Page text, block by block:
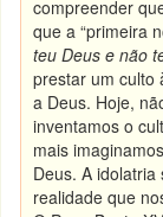
compreender
que a “primeira
teu Deus e não
prestar um culto
a Deus. Hoje,
inventamos o
mais
Deus. A idolatria
realidade que